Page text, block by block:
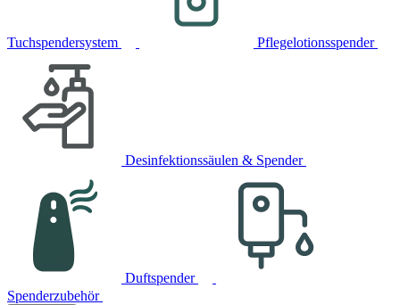
Tuchspendersystem Pflegelotionsspender
Desinfektionssäulen & Spender
Duftspender
Spenderzubehör